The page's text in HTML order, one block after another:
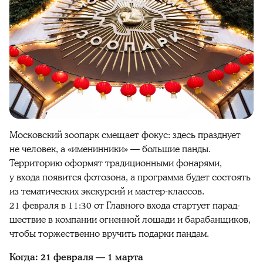
Московский зоопарк смещает фокус: здесь празднует
не человек, а «именинники» — большие панды.
Территорию оформят традиционными фонарями,
у входа появится фотозона, а программа будет состоять
из тематических экскурсий и мастер-классов.
21 февраля в 11:30 от Главного входа стартует парад-
шествие в компании огненной лошади и барабанщиков,
чтобы торжественно вручить подарки пандам.
Когда: 21 февраля — 1 марта